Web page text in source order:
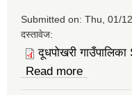
Submitted on: Thu, 01/
दस्तावेज:
दूधपोखरी
Read more